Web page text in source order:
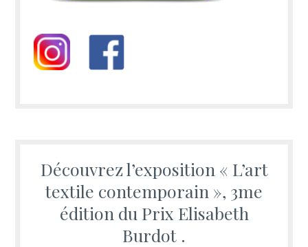
Découvrez l’exposition « L’art
textile contemporain », 3me
édition du Prix Elisabeth
Burdot .